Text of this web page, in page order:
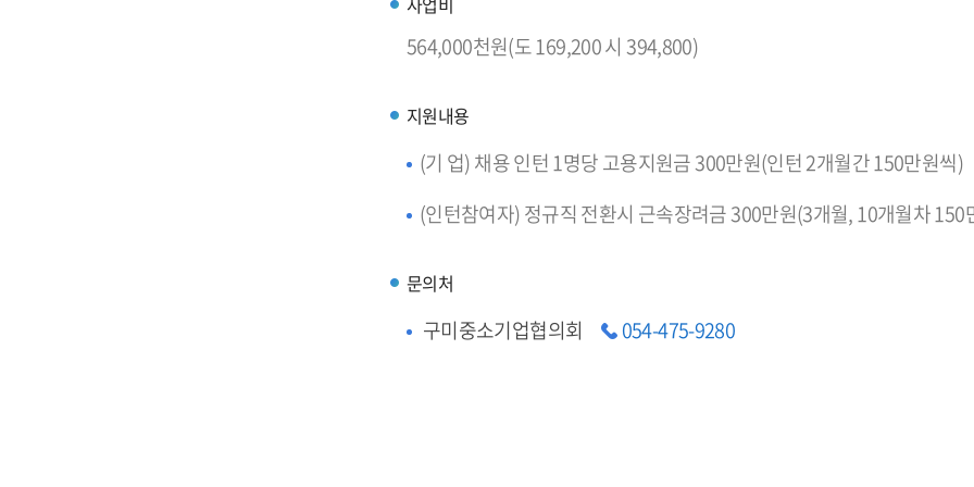
564,000천원(도 169,200 시 394,800)
지원내용
(기 업) 채용 인턴 1명당 고용지원금 300만원(인턴 2개월간 150만원씩)
(인턴참여자) 정규직 전환시 근속장려금 300만원(3개월, 10개월차 150
문의처
구미중소기업협의회 054-475-9280